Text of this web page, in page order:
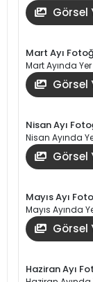
Görsel
Mart Ayı
Mart Ayında
Görsel
Nisan Ayı
Nisan Ayında
Görsel
Mayıs Ayı
Mayıs Ayında
Görsel
Haziran Ayı